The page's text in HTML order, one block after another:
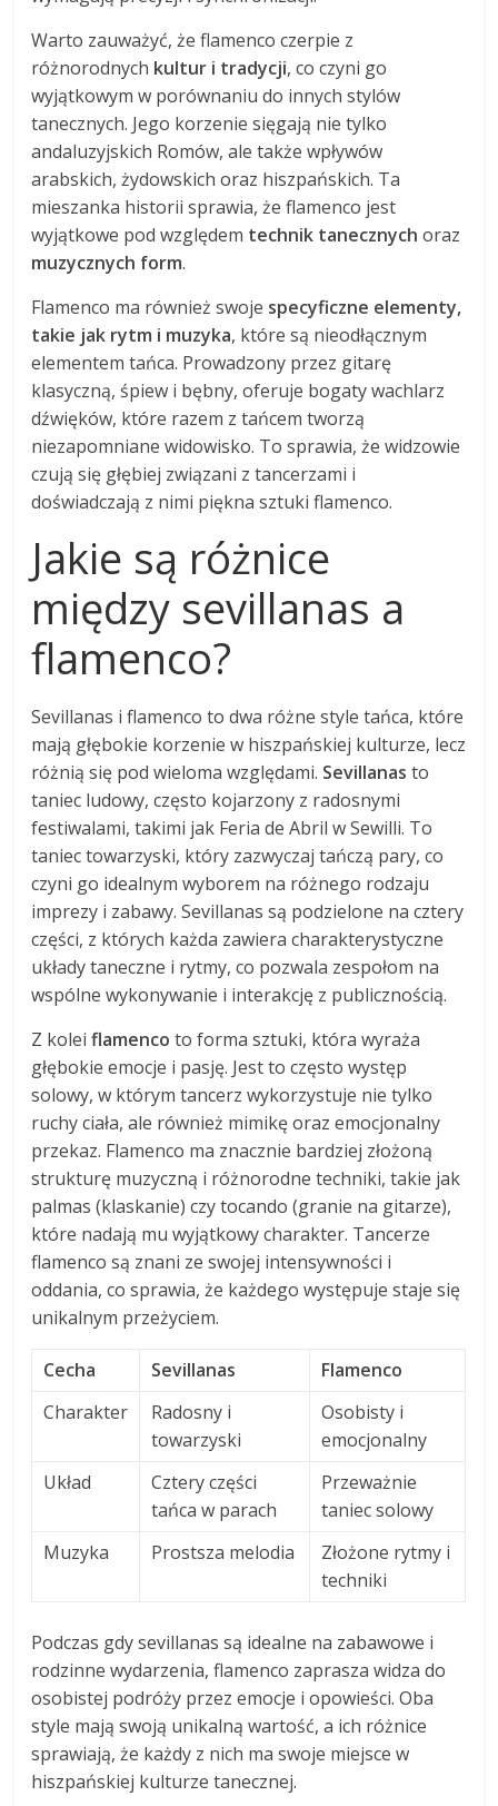
Warto zauważyć, że flamenco czerpie z
różnorodnych kultur i tradycji, co czyni go
wyjątkowym w porównaniu do innych stylów
tanecznych. Jego korzenie sięgają nie tylko
andaluzyjskich Romów, ale także wpływów
arabskich, żydowskich oraz hiszpańskich. Ta
mieszanka historii sprawia, że flamenco jest
wyjątkowe pod względem technik tanecznych oraz
muzycznych form.
Flamenco ma również swoje specyficzne elementy,
takie jak rytm i muzyka, które są nieodłącznym
elementem tańca. Prowadzony przez gitarę
klasyczną, śpiew i bębny, oferuje bogaty wachlarz
dźwięków, które razem z tańcem tworzą
niezapomniane widowisko. To sprawia, że widzowie
czują się głębiej związani z tancerzami i
doświadczają z nimi piękna sztuki flamenco.
Jakie są różnice
między sevillanas a
flamenco?
Sevillanas i flamenco to dwa różne style tańca, które
mają głębokie korzenie w hiszpańskiej kulturze, lecz
różnią się pod wieloma względami. Sevillanas to
taniec ludowy, często kojarzony z radosnymi
festiwalami, takimi jak Feria de Abril w Sewilli. To
taniec towarzyski, który zazwyczaj tańczą pary, co
czyni go idealnym wyborem na różnego rodzaju
imprezy i zabawy. Sevillanas są podzielone na cztery
części, z których każda zawiera charakterystyczne
układy taneczne i rytmy, co pozwala zespołom na
wspólne wykonywanie i interakcję z publicznością.
Z koleiflamenco to forma sztuki, która wyraża
głębokie emocje i pasję. Jest to często występ
solowy, w którym tancerz wykorzystuje nie tylko
ruchy ciała, ale również mimikę oraz emocjonalny
przekaz. Flamenco ma znacznie bardziej złożoną
strukturę muzyczną i różnorodne techniki, takie jak
palmas (klaskanie) czy tocando (granie na gitarze),
które nadają mu wyjątkowy charakter. Tancerze
flamenco są znani ze swojej intensywności i
oddania, co sprawia, że każdego występuje staje się
unikalnym przeżyciem.
Cecha Sevillanas
Flamenco
Charakter
Radosny i
towarzyski
Osobisty i
emocjonalny
Układ
Cztery części
tańca w parach
Przeważnie
taniec solowy
Muzyka
Prostsza melodia
Złożone rytmy i
techniki
Podczas gdy sevillanas są idealne na zabawowe i
rodzinne wydarzenia, flamenco zaprasza widza do
osobistej podróży przez emocje i opowieści. Oba
style mają swoją unikalną wartość, a ich różnice
sprawiają, że każdy z nich ma swoje miejsce w
hiszpańskiej kulturze tanecznej.